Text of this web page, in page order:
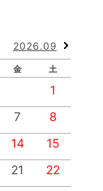
2026.09
金 土
1
7
8
14
15
21
22